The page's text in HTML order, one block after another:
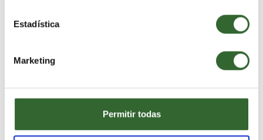
Estadística
Marketing
Permitir todas
Aventura África Safaris contribuye con la sostenibilidad
y turismo responsable de África.